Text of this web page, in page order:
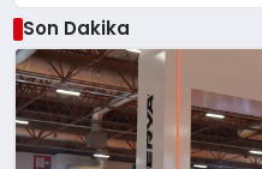
Düzenleyici Onaylarını
Son Dakika